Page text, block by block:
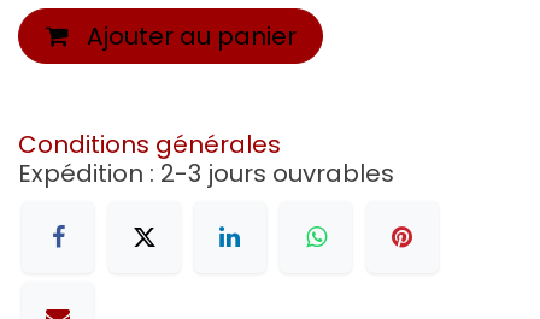
Ajouter au panier
Conditions générales
Expédition : 2-3 jours ouvrables